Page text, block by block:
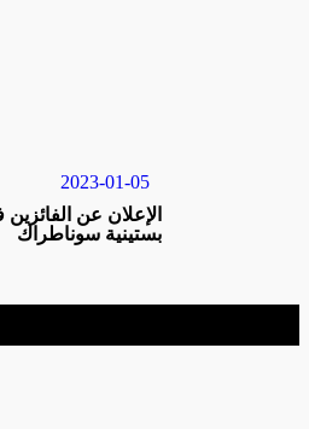
2023-01-05
الإعلان عن
بستينية سوناطراك